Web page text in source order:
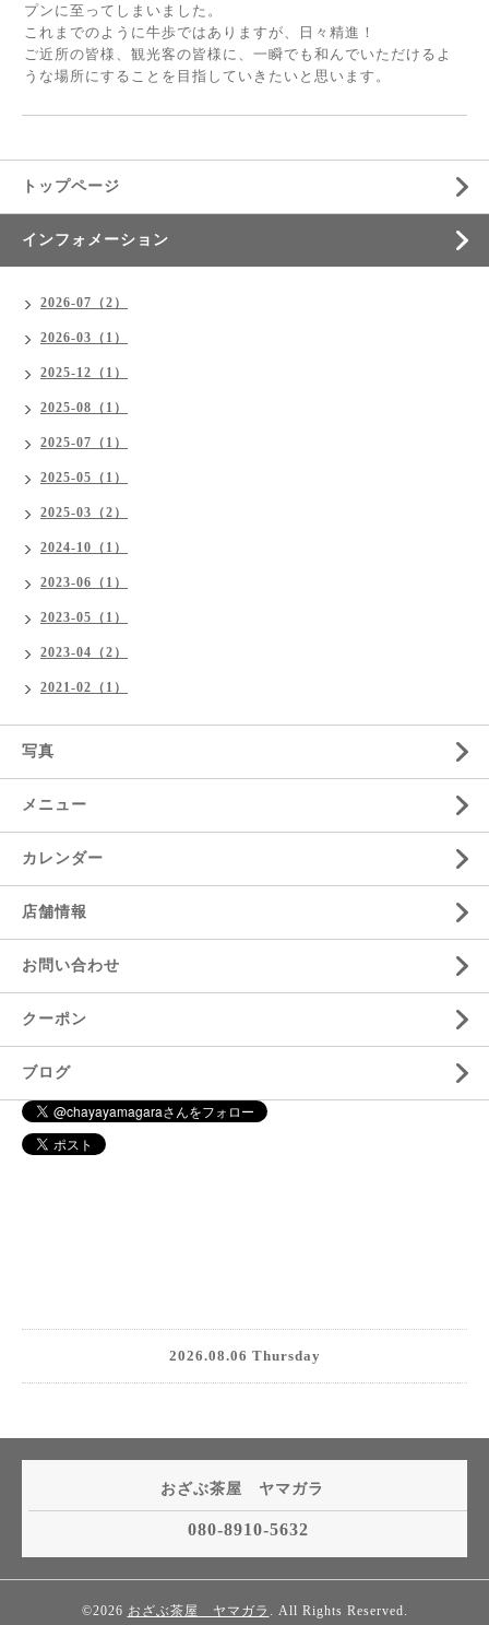
プンに至ってしまいました。
これまでのように牛歩ではありますが、日々精進！
ご近所の皆様、観光客の皆様に、一瞬でも和んでいただけるよ
うな場所にすることを目指していきたいと思います。
トップページ
インフォメーション
2026-07（2）
2026-03（1）
2025-12（1）
2025-08（1）
2025-07（1）
2025-05（1）
2025-03（2）
2024-10（1）
2023-06（1）
2023-05（1）
2023-04（2）
2021-02（1）
写真
メニュー
カレンダー
店舗情報
お問い合わせ
クーポン
ブログ
2026.08.06 Thursday
おざぶ茶屋 ヤマガラ
080-8910-5632
©2026 おざぶ茶屋 ヤマガラ . All Rights Reserved.